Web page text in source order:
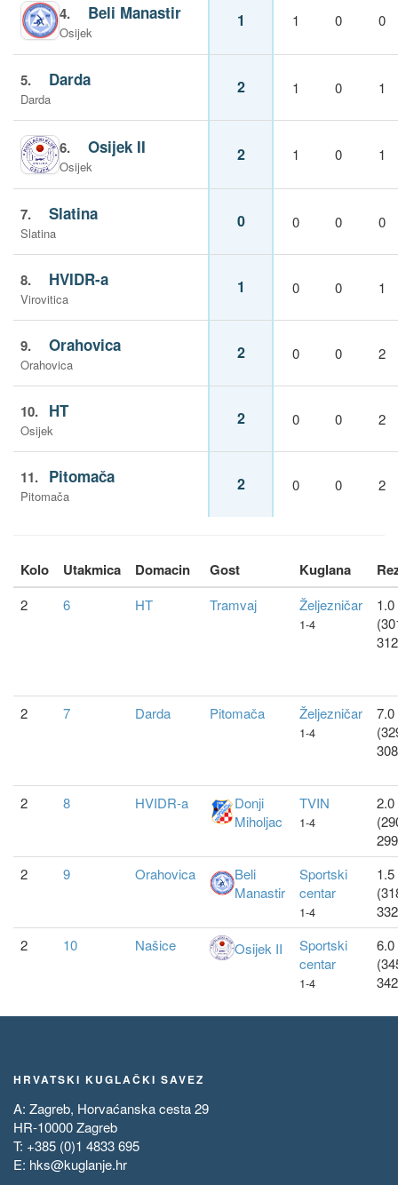
4. Beli Manastir
Osijek
1 1 0 0
5. Darda
Darda
2 1 0 1
6. Osijek II
Osijek
2 1 0 1
7. Slatina
Slatina
0 0 0 0
8. HVIDR-a
Virovitica
1 0 0 1
9. Orahovica
Orahovica
2 0 0 2
10. HT
Osijek
2 0 0 2
11. Pitomača
Pitomača
2 0 0 2
Kolo Utakmica Domacin Gost Kuglana
2 6 HT Tramvaj Željezničar
1-4
2 7 Darda Pitomača Željezničar
1-4
7.0
2 8 HVIDR-a
Donji
Miholjac
TVIN
1-4
2.0
2
9 Orahovica
Beli
Manastir
Sportski
centar
1-4
2
10 Našice Osijek II
Sportski
centar
1-4
6.0
HRVATSKI KUGLAČKI SAVEZ
A: Zagreb, Horvaćanska cesta 29
HR-10000 Zagreb
T: +385 (0)1 4833 695
E: hks@kuglanje.hr